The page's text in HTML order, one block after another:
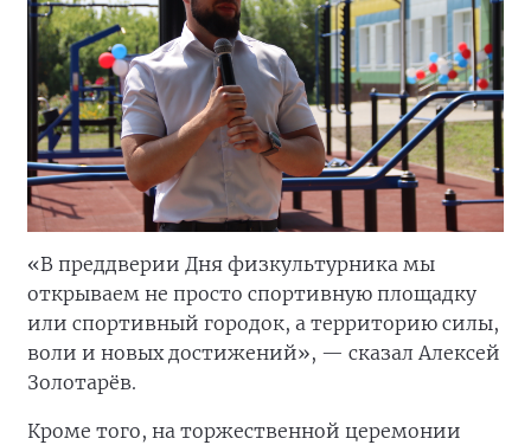
«В преддверии Дня физкультурника мы
открываем не просто спортивную площадку
или спортивный городок, а территорию силы,
воли и новых достижений», — сказал Алексей
Золотарёв.
Кроме того, на торжественной церемонии